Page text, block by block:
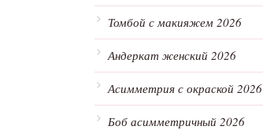
Томбой с макияжем 2026
Андеркат женский 2026
Асимметрия с окраской 2026
Боб асимметричный 2026